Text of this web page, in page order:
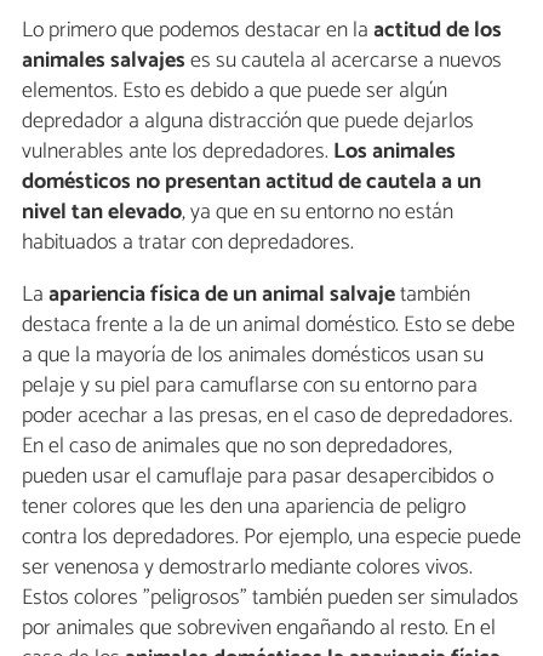
Lo primero que podemos destacar en laactitud de los
animales salvajeses su cautela al acercarse a nuevos
elementos. Esto es debido a que puede ser algún
depredador a alguna distracción que puede dejarlos
vulnerables ante los depredadores. Los animales
domésticos no presentan actitud de cautela a un
nivel tan elevado, ya que en su entorno no están
habituados a tratar con depredadores.
Laapariencia física de un animal salvajetambién
destaca frente a la de un animal doméstico. Esto se debe
a que la mayoría de los animales domésticos usan su
pelaje y su piel para camuflarse con su entorno para
poder acechar a las presas, en el caso de depredadores.
En el caso de animales que no son depredadores,
pueden usar el camuflaje para pasar desapercibidos o
tener colores que les den una apariencia de peligro
contra los depredadores. Por ejemplo, una especie puede
ser venenosa y demostrarlo mediante colores vivos.
Estos colores "peligrosos" también pueden ser simulados
por animales que sobreviven engañando al resto. En el